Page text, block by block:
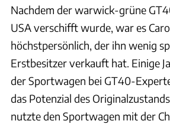
Nachdem der warwick-grüne
USA verschifft wurde, war es
höchstpersönlich, der ihn wenig
Erstbesitzer verkauft hat. Einige
der Sportwagen bei GT40-
das Potenzial des
nutzte den Sportwagen mit der